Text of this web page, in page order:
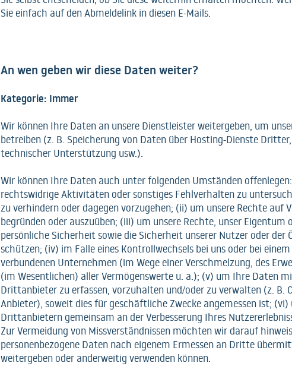
Sie einfach auf den Abmeldelink in diesen E-Mails.
An wen geben wir diese Daten weiter?
Kategorie: Immer
Wir können Ihre Daten an unsere Dienstleister weitergeben, um
betreiben (z. B. Speicherung von Daten über Hosting-Dienste
technischer Unterstützung usw.).
Wir können Ihre Daten auch unter folgenden Umständen
rechtswidrige Aktivitäten oder sonstiges Fehlverhalten zu
zu verhindern oder dagegen vorzugehen; (ii) um unsere Rechte auf
begründen oder auszuüben; (iii) um unsere Rechte, unser Eigentum
persönliche Sicherheit sowie die Sicherheit unserer Nutzer oder der
schützen; (iv) im Falle eines Kontrollwechsels bei uns oder bei
verbundenen Unternehmen (im Wege einer Verschmelzung, des
(im Wesentlichen) aller Vermögenswerte u. a.); (v) um Ihre Daten
Drittanbieter zu erfassen, vorzuhalten und/oder zu verwalten (z. B.
Anbieter), soweit dies für geschäftliche Zwecke angemessen ist;
Drittanbietern gemeinsam an der Verbesserung Ihres
Zur Vermeidung von Missverständnissen möchten wir darauf
personenbezogene Daten nach eigenem Ermessen an Dritte
weitergeben oder anderweitig verwenden können.